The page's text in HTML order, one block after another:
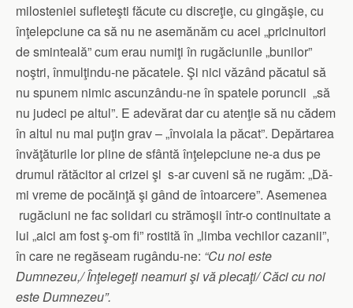
milosteniei sufleteşti făcute cu discreţie, cu gingăşie, cu
înţelepciune ca să nu ne asemănăm cu acei „pricinuitori
de sminteală” cum erau numiţi în rugăciunile „bunilor”
noştri, înmulţindu-ne păcatele. Şi nici văzând păcatul să
nu spunem nimic ascunzându-ne în spatele poruncii „să
nu judeci pe altul”. E adevărat dar cu atenţie să nu cădem
în altul nu mai puţin grav – „învoiala la păcat”. Depărtarea
învăţăturile lor pline de sfântă înţelepciune ne-a dus pe
drumul rătăcitor al crizei şi s-ar cuveni să ne rugăm: „Dă-
mi vreme de pocăinţă şi gând de întoarcere”. Asemenea
rugăciuni ne fac solidari cu strămoşii într-o continuitate a
lui „aici am fost ş-om fi” rostită în „limba vechilor cazanii”,
în care ne regăseam rugându-ne: “Cu noi este
Dumnezeu,/ Înţelegeţi neamuri şi vă plecaţi/ Căci cu noi
este Dumnezeu”.